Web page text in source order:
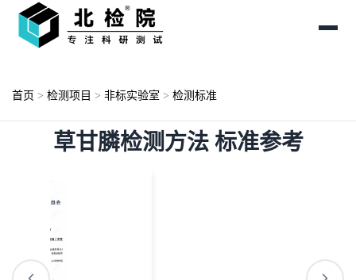
首页 > 检测项目 > 非标实验室 > 检测标准
草甘膦检测方法 标准参考